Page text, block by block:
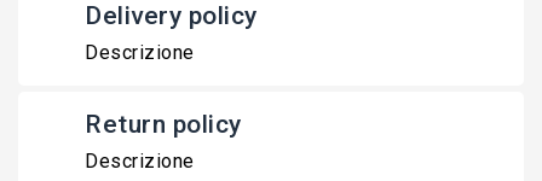
Delivery policy
Descrizione
Return policy
Descrizione